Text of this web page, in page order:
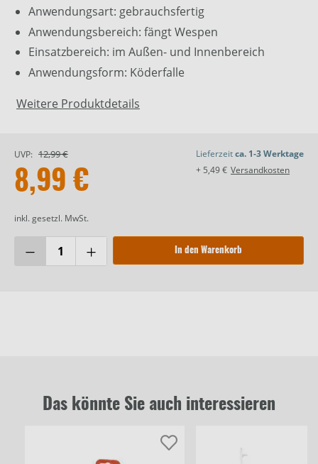
Anwendungsart: gebrauchsfertig
Anwendungsbereich: fängt Wespen
Einsatzbereich: im Außen- und Innenbereich
Anwendungsform: Köderfalle
Weitere Produktdetails
8,99 €
UVP: 12,99 €
inkl. gesetzl. MwSt.
Lieferzeitca. 1-3 Werktage
+ 5,49 € Versandkosten
In den Warenkorb
Das könnte Sie auch interessieren